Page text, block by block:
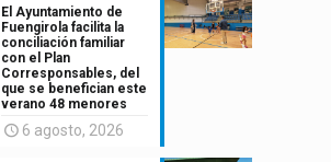
El Ayuntamiento de
Fuengirola facilita la
conciliación familiar
con el Plan
Corresponsables, del
que se benefician este
verano 48 menores
6 agosto, 2026